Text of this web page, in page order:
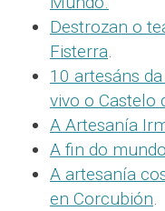
Destrozan o
Fisterra.
10 artesáns
vivo o Castelo
A Artesanía
A fin do
A artesanía
en Corcubión.